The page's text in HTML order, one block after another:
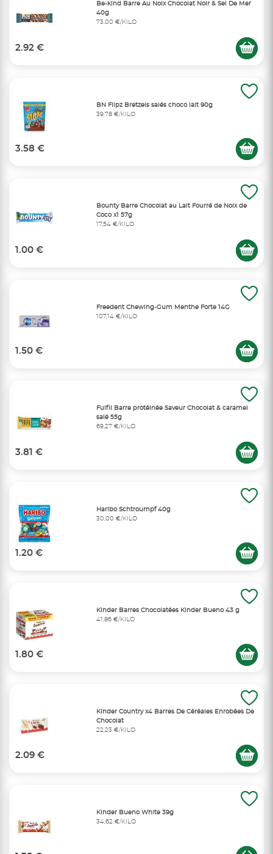
Be-kind Barre Au Noix Chocolat Noir & Sel De Mer
40g
73,00 €/KILO
2.92 €
BN Flipz Bretzels salés choco lait 90g
39,78 €/KILO
3.58 €
Bounty Barre Chocolat au Lait Fourré de Noix de
Coco x1 57g
17,54 €/KILO
1.00 €
Freedent Chewing-Gum Menthe Forte 14G
107,14 €/KILO
1.50 €
Fulfil Barre protéinée Saveur Chocolat & caramel
salé 55g
69,27 €/KILO
3.81 €
Haribo Schtroumpf 40g
30,00 €/KILO
1.20 €
Kinder Barres Chocolatées Kinder Bueno 43 g
41,86 €/KILO
1.80 €
Kinder Country x4 Barres De Céréales Enrobées De
Chocolat
22,23 €/KILO
2.09 €
Kinder Bueno White 39g
34,62 €/KILO